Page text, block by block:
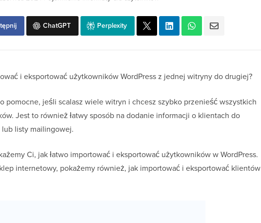
ChatGPT Perplexity
i eksportować użytkowników WordPress z jednej witryny do drugiej?
pomocne, jeśli scalasz wiele witryn i chcesz szybko przenieść wszystkich
Jest to również łatwy sposób na dodanie informacji o klientach do
listy mailingowej.
Ci, jak łatwo importować i eksportować użytkowników w WordPress.
internetowy, pokażemy również, jak importować i eksportować klientów